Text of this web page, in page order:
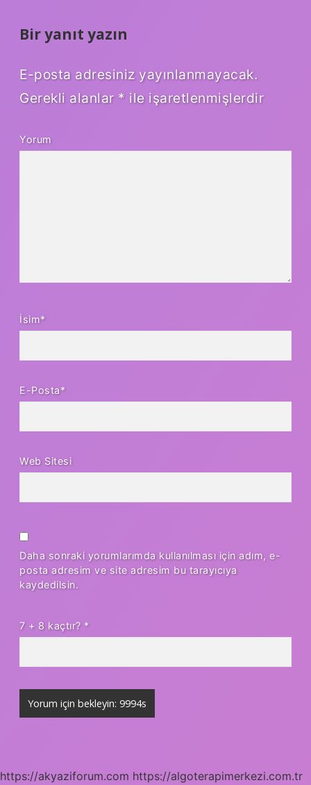
Bir yanıt yazın
E-posta adresiniz yayınlanmayacak.
Gerekli alanlar * ile işaretlenmişlerdir
Yorum
İsim*
E-Posta*
Web Sitesi
Daha sonraki yorumlarımda kullanılması için adım, e-
posta adresim ve site adresim bu tarayıcıya
kaydedilsin.
7 + 8 kaçtır? *
https://akyaziforum.com https://algoterapimerkezi.com.tr